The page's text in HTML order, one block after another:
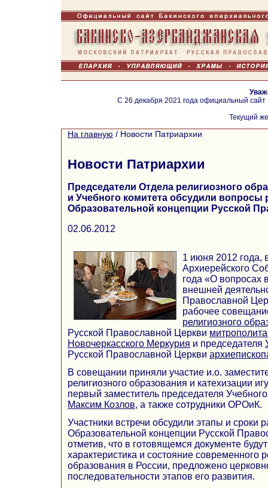
С 26 декабря 2021 года официальный
Текущий
На главную / Новости Патриархии
Новости Патриархии
Председатели Отдела религиозного
и Учебного комитета обсудили вопросы
Образовательной концепции Русской
02.06.2012
1 июня 2012 года,
Архиерейского
года «О вопросах
внешней
Православной
рабочее
религиозного
Русской Православной Церкви
Новочеркасского Меркурия и председателя
Русской Православной Церкви
В совещании приняли участие и.о.
религиозного образования и катехизации
первый заместитель председателя
Максим Козлов, а также сотрудники ОРОиК.
Участники встречи обсудили этапы и сроки
Образовательной концепции Русской
отметив, что в готовящемся документе
характеристика и состояние современного
образования в России, предложено
последовательности этапов его развития.